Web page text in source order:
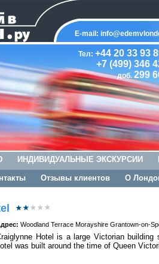
E-mail:
Тел: +44 20 33 93
+7 (499) 346
доб. 299
ИНДИВИДУАЛЬНЫЕ ЭКСКУРСИИ
Отзывы клиентов О
Woodland Terrace Morayshire Grantown-on-
Hotel is a large Victorian
was built around the time of Queen